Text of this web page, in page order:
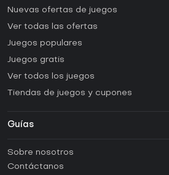
Nuevas ofertas de juegos
Ver todas las ofertas
Juegos populares
Juegos gratis
Ver todos los juegos
Tiendas de juegos y cupones
Guías
Guías y tutoriales
Sobre nosotros
Contáctanos